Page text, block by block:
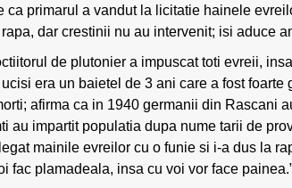
ca primarul a vandut la licitatie hainele
dar crestinii nu au intervenit; isi aduce
de plutonier a impuscat toti evreii,
era un baietel de 3 ani care a fost foarte
afirma ca in 1940 germanii din Rascani
au impartit populatia dupa nume tarii de
mainile evreilor cu o funie si i-a dus la
fac plamadeala, insa cu voi vor face